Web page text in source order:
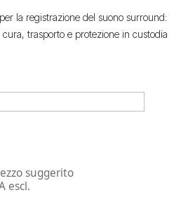
la registrazione del suono surround:
trasporto e protezione in custodia
suggerito
escl.